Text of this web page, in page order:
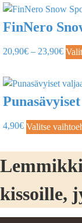
FinNero
20,90€ – 23,90€
4,90€ Valitse
kissoille,